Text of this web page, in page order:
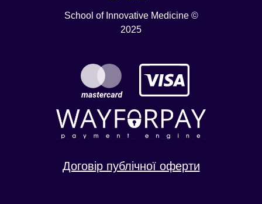
School of Innovative Medicine ©
2025
Договір публічної оферти